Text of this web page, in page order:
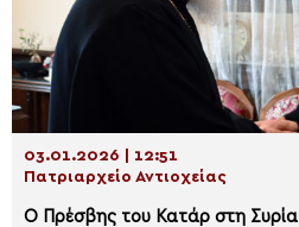
03.01.2026 | 12:51
Πατριαρχείο Αντιοχείας
Ο Πρέσβης του Κατάρ στη Συρία